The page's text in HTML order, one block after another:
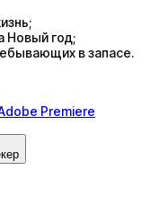
Новый год;
в запасе.
Premiere